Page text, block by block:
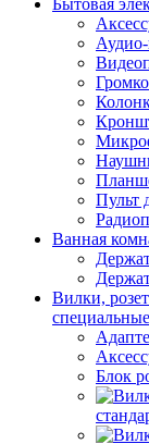
Бытовая
Пульт
Ванная
Вилки,
специальные
Блок